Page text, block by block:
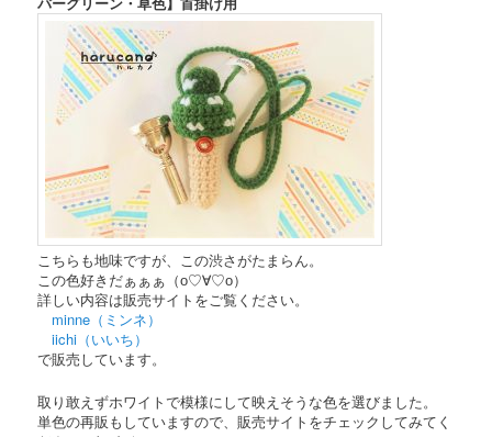
こちらも地味ですが、この渋さがたまらん。
この色好きだぁぁぁ（о♡∀♡о）
詳しい内容は販売サイトをご覧ください。
minne（ミンネ）
iichi（いいち）
で販売しています。
取り敢えずホワイトで模様にして映えそうな色を選びました。
単色の再販もしていますので、販売サイトをチェックしてみてく